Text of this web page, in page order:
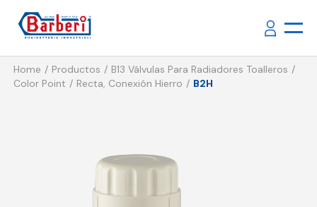
Home Productos
B13 Válvulas Para Radiadores Toalleros
Color Point
Recta, Conexión Hierro B2H